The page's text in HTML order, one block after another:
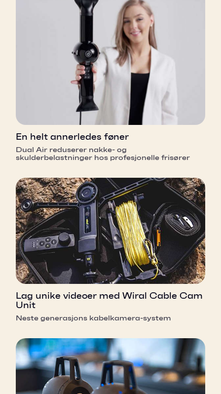
En helt annerledes føner
Dual Air reduserer nakke- og
skulderbelastninger hos profesjonelle frisører
Lag unike videoer med Wiral Cable Cam
Unit
Neste generasjons kabelkamera-system